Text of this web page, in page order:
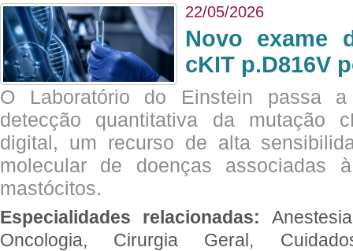
22/05/2026
Novo exame
cKIT p.D816V
O Laboratório do Einstein passa
detecção quantitativa da mutação
digital, um recurso de alta
molecular de doenças associadas
mastócitos.
Especialidades relacionadas:
Oncologia, Cirurgia Geral,